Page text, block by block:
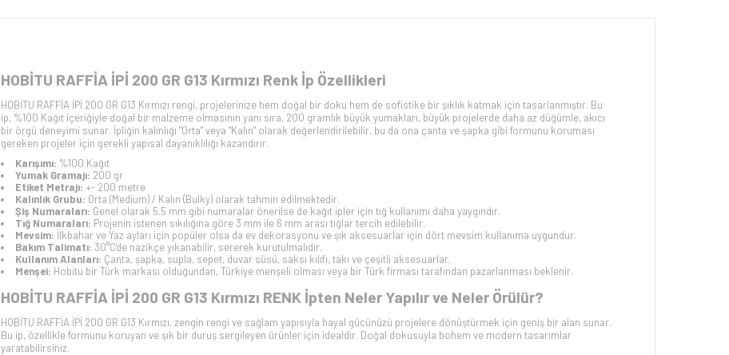
HOBİTU RAFFİA İPİ 200 GR G13 Kırmızı Renk İp Özellikleri
HOBİTU RAFFİA İPİ 200 GR G13 Kırmızı rengi, projelerinize hem doğal bir doku hem de sofistike bir şıklık katmak için tasarlanmıştır. Bu
ip, %100 Kağıt içeriğiyle doğal bir malzeme olmasının yanı sıra, 200 gramlık büyük yumakları, büyük projelerde daha az düğümle, akıcı
bir örgü deneyimi sunar. İpliğin kalınlığı "Orta" veya "Kalın" olarak değerlendirilebilir, bu da ona çanta ve şapka gibi formunu koruması
gereken projeler için gerekli yapısal dayanıklılığı kazandırır.
Karışımı: %100 Kağıt
Yumak Gramajı: 200 gr
Etiket Metrajı: +- 200 metre
Kalınlık Grubu: Orta (Medium) / Kalın (Bulky) olarak tahmin edilmektedir.
Şiş Numaraları: Genel olarak 5.5 mm gibi numaralar önerilse de kağıt ipler için tığ kullanımı daha yaygındır.
Tığ Numaraları: Projenin istenen sıkılığına göre 3 mm ile 6 mm arası tığlar tercih edilebilir.
Mevsim: İlkbahar ve Yaz ayları için popüler olsa da ev dekorasyonu ve şık aksesuarlar için dört mevsim kullanıma uygundur.
Bakım Talimatı: 30°C'de nazikçe yıkanabilir, sererek kurutulmalıdır.
Kullanım Alanları: Çanta, şapka, supla, sepet, duvar süsü, saksı kılıfı, takı ve çeşitli aksesuarlar.
Menşei: Hobitu bir Türk markası olduğundan, Türkiye menşeli olması veya bir Türk firması tarafından pazarlanması beklenir.
HOBİTU RAFFİA İPİ 200 GR G13 Kırmızı RENK İpten Neler Yapılır ve Neler Örülür?
HOBİTU RAFFİA İPİ 200 GR G13 Kırmızı, zengin rengi ve sağlam yapısıyla hayal gücünüzü projelere dönüştürmek için geniş bir alan sunar.
Bu ip, özellikle formunu koruyan ve şık bir duruş sergileyen ürünler için idealdir. Doğal dokusuyla bohem ve modern tasarımlar
yaratabilirsiniz.